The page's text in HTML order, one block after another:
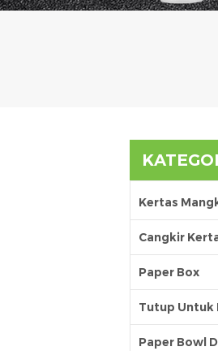
Kertas
Cangkir
Paper Box
Tutup Untuk
Paper Bowl